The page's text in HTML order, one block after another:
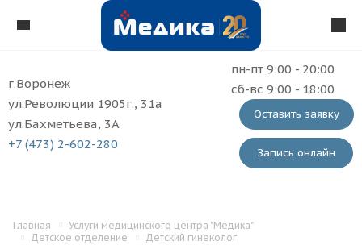
г.Воронеж
ул.Революции 1905г., 31а
ул.Бахметьева, 3А
+7 (473) 2-602-280
пн-пт 9:00 - 20:00
сб-вс 9:00 - 18:00
Оставить заявку
Запись онлайн
Главная
Услуги медицинского центра "Медика"
Детское отделение
Детский гинеколог